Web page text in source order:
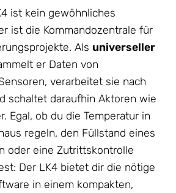
ist kein gewöhnliches
ist die Kommandozentrale für
Als universeller
er Daten von
verarbeitet sie nach
schaltet daraufhin Aktoren wie
Egal, ob du die Temperatur in
regeln, den Füllstand eines
oder eine Zutrittskontrolle
Der LK4 bietet dir die nötige
in einem kompakten,